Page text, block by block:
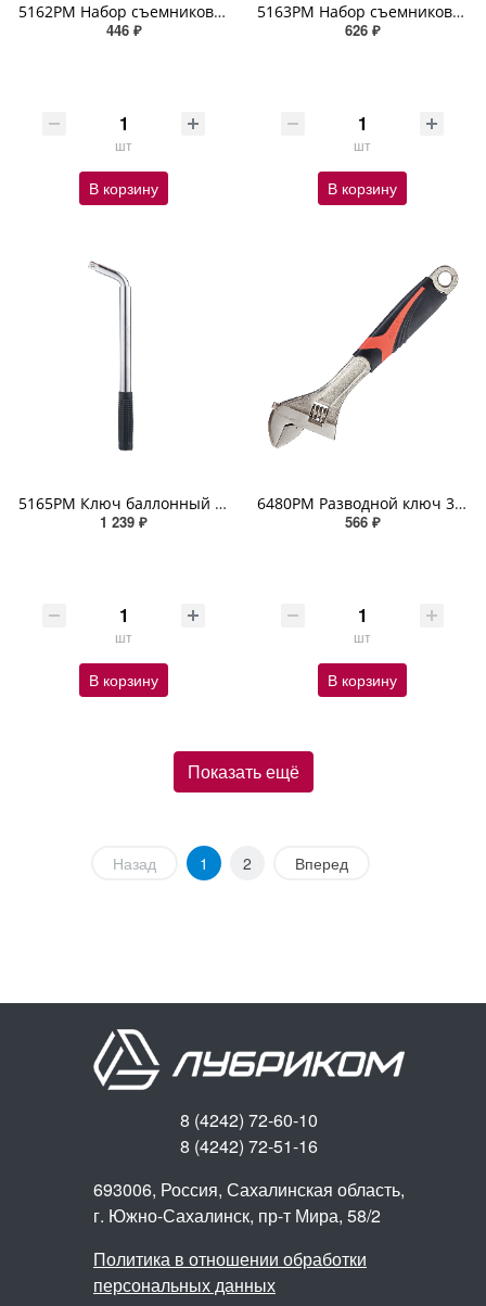
5162PM Набор съемников для демонтажа клипс и облицовочных панелей (4 шт) ZIPOWER
446 ₽
шт
В корзину
5163PM Набор съемников для демонтажа клипс и облицовочных панелей (6 шт) ZIPOWER
626 ₽
шт
В корзину
5165PM Ключ баллонный телескопический ZIPOWER
1 239 ₽
шт
В корзину
6480PM Разводной ключ 300мм ZIPOWER
566 ₽
шт
В корзину
Показать ещё
Назад 1 2 Вперед
8 (4242) 72-60-10
8 (4242) 72-51-16
693006, Россия, Сахалинская область,
г. Южно-Сахалинск, пр-т Мира, 58/2
Политика в отношении обработки
персональных данных